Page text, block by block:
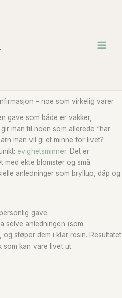
– noe som virkelig varer
gave som både er vakker,
man til noen som allerede “har
man vil gi et minne for livet?
evighetsminner. Det er
med ekte blomster og små
anledninger som bryllup, dåp og
gave.
selve anledningen (som
støper dem i klar resin. Resultatet
som kan vare livet ut.